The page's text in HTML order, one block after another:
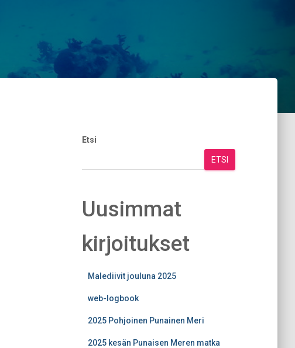
Etsi
ETSI
Uusimmat
kirjoitukset
Malediivit jouluna 2025
web-logbook
2025 Pohjoinen Punainen Meri
2025 kesän Punaisen Meren matka